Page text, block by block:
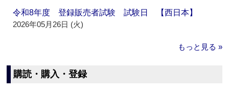
令和8年度 登録販売者試験 試験日 【西日本】
2026年05月26日 (火)
もっと見る »
購読・購入・登録